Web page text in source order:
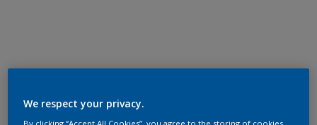
We respect your privacy.